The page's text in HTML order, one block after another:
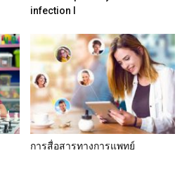
infection I
การสื่อสารทางการแพทย์